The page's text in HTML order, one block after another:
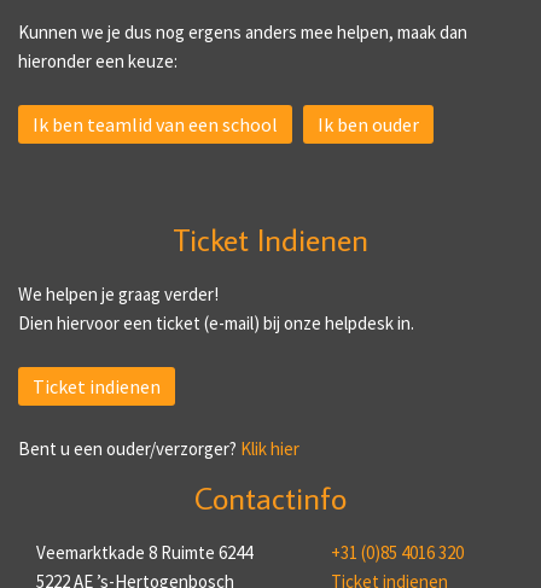
Kunnen we je dus nog ergens anders mee helpen, maak dan
hieronder een keuze:
Ik ben teamlid van een school Ik ben ouder
Ticket Indienen
We helpen je graag verder!
Dien hiervoor een ticket (e-mail) bij onze helpdesk in.
Ticket indienen
Bent u een ouder/verzorger? Klik hier
Contactinfo
Veemarktkade 8 Ruimte 6244
5222 AE ’s-Hertogenbosch
+31 (0)85 4016 320
Ticket indienen